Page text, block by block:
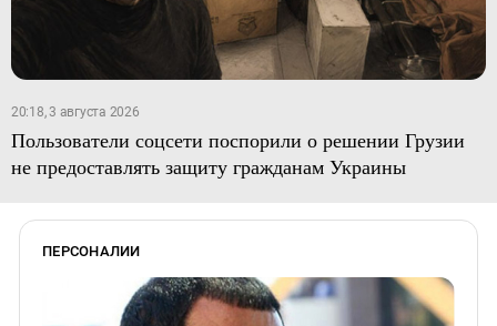
20:18, 3 августа 2026
Пользователи соцсети поспорили о решении Грузии
не предоставлять защиту гражданам Украины
ПЕРСОНАЛИИ